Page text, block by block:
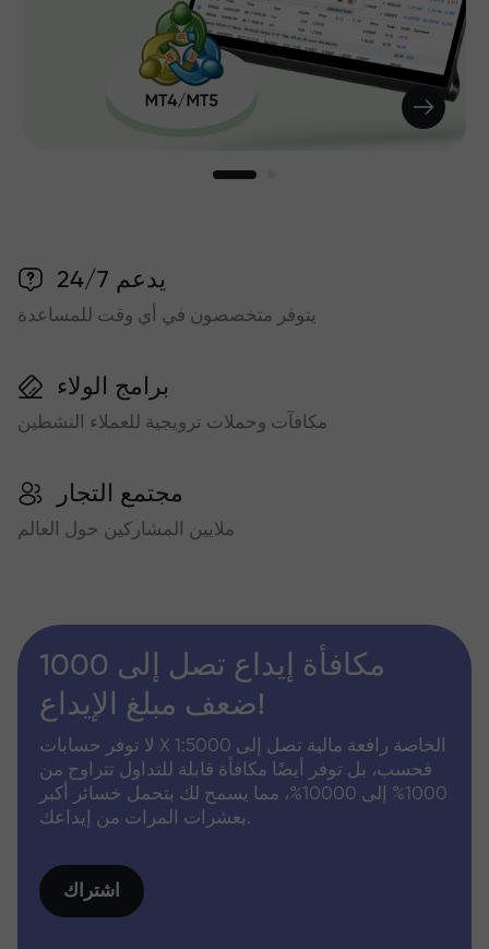
يدعم 24/7
يتوفر متخصصون في أي وقت للمساعدة
برامج الولاء
مكافآت وحملات ترويجية للعملاء النشطين
مجتمع التجار
ملايين المشاركين حول العالم
مكافأة إيداع تصل إلى 1000
ضعف مبلغ الإيداع!
لا توفر حسابات X الخاصة رافعة مالية تصل إلى 1:5000
فحسب، بل توفر أيضًا مكافأة قابلة للتداول تتراوح من
1000% إلى 10000%، مما يسمح لك بتحمل خسائر أكبر
بعشرات المرات من إيداعك.
اشتراك